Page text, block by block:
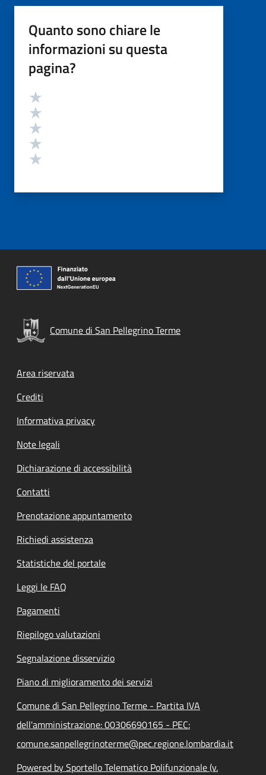
Quanto sono chiare le
informazioni su questa
pagina?
Valutazione
Comune di San Pellegrino Terme
Footer menu
Area riservata
Crediti
Informativa privacy
Note legali
Dichiarazione di accessibilità
Contatti
Prenotazione appuntamento
Richiedi assistenza
Statistiche del portale
Leggi le FAQ
Pagamenti
Riepilogo valutazioni
Segnalazione disservizio
Piano di miglioramento dei servizi
Comune di San Pellegrino Terme - Partita IVA
dell'amministrazione: 00306690165 - PEC:
comune.sanpellegrinoterme@pec.regione.lombardia.it
Powered by Sportello Telematico Polifunzionale (v.